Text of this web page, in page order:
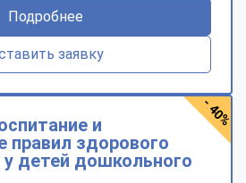
Подробнее
заявку
и
правил здорового
детей дошкольного
- 40%